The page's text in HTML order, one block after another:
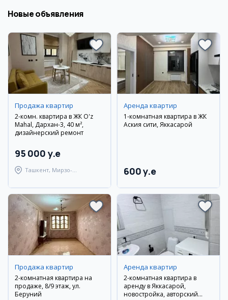
Новые объявления
Продажа квартир
2-комн. квартира в ЖК O'z
Mahal, Дархан-3, 40 м²,
дизайнерский ремонт
95 000 y.e
Ташкент, Мирзо-
Аренда квартир
1-комнатная квартира в ЖК
Аския сити, Яккасарой
600 y.e
Продажа квартир
2-комнатная квартира на
продаже, 8/9 этаж, ул.
Беруний
Аренда квартир
2-комнатная квартира в
аренду в Яккасарой,
новостройка, авторский